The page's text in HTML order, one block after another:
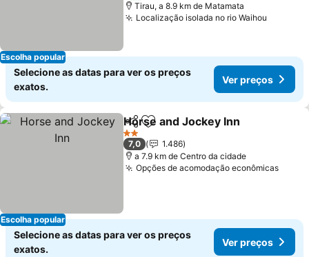
Escolha popular
Tirau, a 8.9 km de Matamata
Localização isolada no rio Waihou
Selecione as datas para ver os preços
exatos.
Ver preços
Escolha popular
PartilharAdicionar aos favoritos
Horse and Jockey Inn
2 Estrelas
7,0
1.486
a 7.9 km de Centro da cidade
Opções de acomodação econômicas
Selecione as datas para ver os preços
exatos.
Ver preços